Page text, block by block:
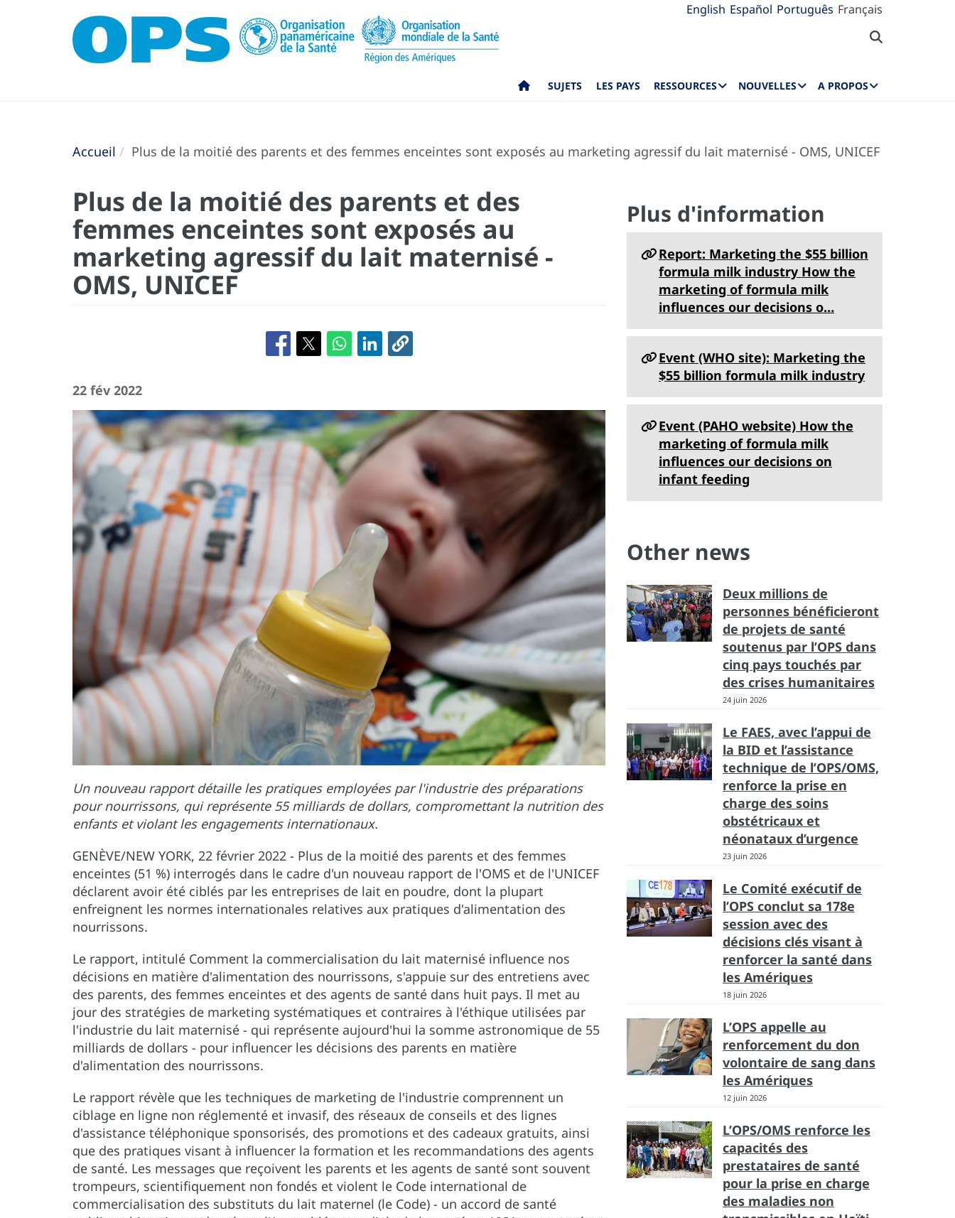
English Español Português Français
SUJETS LES PAYS RESSOURCES NOUVELLES A PROPOS
Accueil Plus de la moitié des parents et des femmes enceintes sont exposés au marketing agressif du lait maternisé - OMS, UNICEF
Plus de la moitié des parents et des
femmes enceintes sont exposés au
marketing agressif du lait maternisé -
OMS, UNICEF
22 fév 2022
Un nouveau rapport détaille les pratiques employées par l'industrie des préparations
pour nourrissons, qui représente 55 milliards de dollars, compromettant la nutrition des
enfants et violant les engagements internationaux.
GENÈVE/NEW YORK, 22 février 2022 - Plus de la moitié des parents et des femmes
enceintes (51 %) interrogés dans le cadre d'un nouveau rapport de l'OMS et de l'UNICEF
déclarent avoir été ciblés par les entreprises de lait en poudre, dont la plupart
enfreignent les normes internationales relatives aux pratiques d'alimentation des
nourrissons.
Le rapport, intitulé Comment la commercialisation du lait maternisé influence nos
décisions en matière d'alimentation des nourrissons, s'appuie sur des entretiens avec
des parents, des femmes enceintes et des agents de santé dans huit pays. Il met au
jour des stratégies de marketing systématiques et contraires à l'éthique utilisées par
l'industrie du lait maternisé - qui représente aujourd'hui la somme astronomique de 55
milliards de dollars - pour influencer les décisions des parents en matière
d'alimentation des nourrissons.
Le rapport révèle que les techniques de marketing de l'industrie comprennent un
ciblage en ligne non réglementé et invasif, des réseaux de conseils et des lignes
d'assistance téléphonique sponsorisés, des promotions et des cadeaux gratuits, ainsi
que des pratiques visant à influencer la formation et les recommandations des agents
de santé. Les messages que reçoivent les parents et les agents de santé sont souvent
trompeurs, scientifiquement non fondés et violent le Code international de
commercialisation des substituts du lait maternel (le Code) - un accord de santé
Plus d'information
Report: Marketing the $55 billion
formula milk industry How the
marketing of formula milk
influences our decisions o…
Event (WHO site): Marketing the
$55 billion formula milk industry
Event (PAHO website) How the
marketing of formula milk
influences our decisions on
infant feeding
Other news
Deux millions de
personnes bénéficieront
de projets de santé
soutenus par l’OPS dans
cinq pays touchés par
des crises humanitaires
24 juin 2026
Le FAES, avec l’appui de
la BID et l’assistance
technique de l’OPS/OMS,
renforce la prise en
charge des soins
obstétricaux et
néonataux d’urgence
23 juin 2026
Le Comité exécutif de
l’OPS conclut sa 178e
session avec des
décisions clés visant à
renforcer la santé dans
les Amériques
18 juin 2026
L’OPS appelle au
renforcement du don
volontaire de sang dans
les Amériques
12 juin 2026
L’OPS/OMS renforce les
capacités des
prestataires de santé
pour la prise en charge
des maladies non